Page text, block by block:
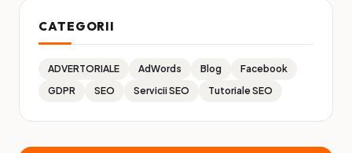
CATEGORII
ADVERTORIALE AdWords Blog
Facebook
GDPR
SEO Servicii SEO Tutoriale SEO